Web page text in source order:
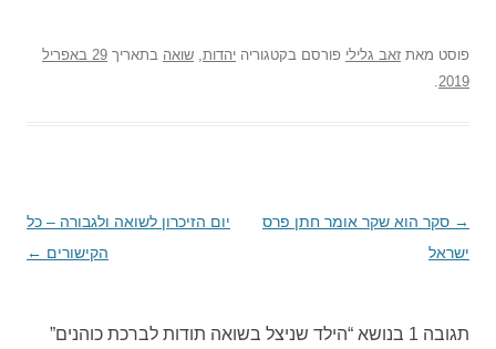
פוסט מאת זאב גלילי פורסם בקטגוריה יהדות, שואה בתאריך
29 באפריל
2019
.
ניווט
בפוסטים
→ סקר הוא שקר אומר חתן פרס
ישראל
יום הזיכרון לשואה ולגבורה – כל
הקישורים ←
תגובה 1 בנושא “ הילד שניצל בשואה תודות לברכת כוהנים”